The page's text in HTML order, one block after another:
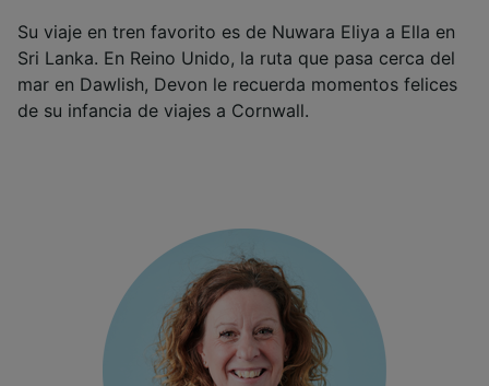
Su viaje en tren favorito es de Nuwara Eliya a Ella en
Sri Lanka. En Reino Unido, la ruta que pasa cerca del
mar en Dawlish, Devon le recuerda momentos felices
de su infancia de viajes a Cornwall.